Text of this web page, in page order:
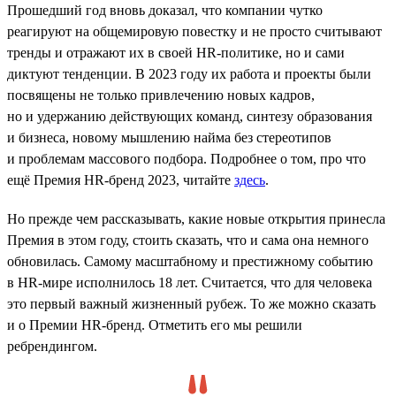
Прошедший год вновь доказал, что компании чутко
реагируют на общемировую повестку и не просто считывают
тренды и отражают их в своей HR-политике, но и сами
диктуют тенденции. В 2023 году их работа и проекты были
посвящены не только привлечению новых кадров,
но и удержанию действующих команд, синтезу образования
и бизнеса, новому мышлению найма без стереотипов
и проблемам массового подбора. Подробнее о том, про что
ещё Премия HR-бренд 2023, читайте здесь.
Но прежде чем рассказывать, какие новые открытия принесла
Премия в этом году, стоить сказать, что и сама она немного
обновилась. Самому масштабному и престижному событию
в HR-мире исполнилось 18 лет. Считается, что для человека
это первый важный жизненный рубеж. То же можно сказать
и о Премии HR-бренд. Отметить его мы решили
ребрендингом.